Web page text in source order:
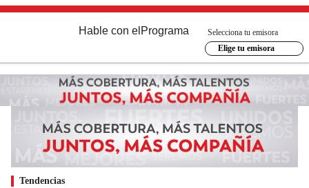
Hable con el Programa
Selecciona tu emisora
Elige tu emisora
Tendencias